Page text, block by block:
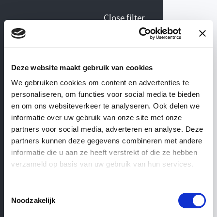
Deze website maakt gebruik van cookies
We gebruiken cookies om content en advertenties te
personaliseren, om functies voor social media te bieden
en om ons websiteverkeer te analyseren. Ook delen we
informatie over uw gebruik van onze site met onze
partners voor social media, adverteren en analyse. Deze
partners kunnen deze gegevens combineren met andere
informatie die u aan ze heeft verstrekt of die ze hebben
verzameld op basis van uw gebruik van hun services.
Noodzakelijk
WEBSHOP— ’T ACHTERHUIS
Antique terracotta
Close filter
Collection Antique
terracotta
Color
Black Brown
Cream
Salmon